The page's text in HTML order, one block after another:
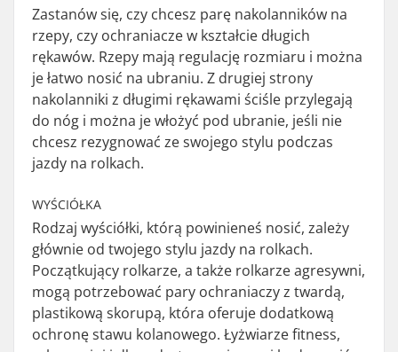
Zastanów się, czy chcesz parę nakolanników na
rzepy, czy ochraniacze w kształcie długich
rękawów. Rzepy mają regulację rozmiaru i można
je łatwo nosić na ubraniu. Z drugiej strony
nakolanniki z długimi rękawami ściśle przylegają
do nóg i można je włożyć pod ubranie, jeśli nie
chcesz rezygnować ze swojego stylu podczas
jazdy na rolkach.
WYŚCIÓŁKA
Rodzaj wyściółki, którą powinieneś nosić, zależy
głównie od twojego stylu jazdy na rolkach.
Początkujący rolkarze, a także rolkarze agresywni,
mogą potrzebować pary ochraniaczy z twardą,
plastikową skorupą, która oferuje dodatkową
ochronę stawu kolanowego. Łyżwiarze fitness,